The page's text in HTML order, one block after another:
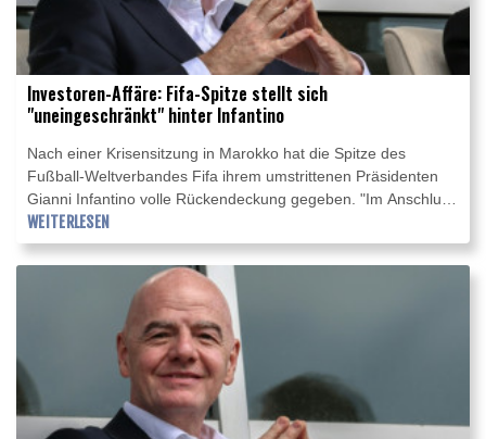
Investoren-Affäre: Fifa-Spitze stellt sich
"uneingeschränkt" hinter Infantino
Nach einer Krisensitzung in Marokko hat die Spitze des
Fußball-Weltverbandes Fifa ihrem umstrittenen Präsidenten
Gianni Infantino volle Rückendeckung gegeben. "Im Anschluss
an ein Treffen in Rabat bekräftigten der Fifa-Generalsekretär
und die anwesenden Mitglieder der Fifa-Geschäftsleitung ihre
uneingeschränkte Unterstützung für Fifa-Präsident Gianni
Infantino", hieß es am späten Mittwochabend in einer
Erklärung. Zugleich wurden in der den Weltfußball in Atem
haltenden Investoren-Affäre "Fehler" eingestanden.
WEITERLESEN